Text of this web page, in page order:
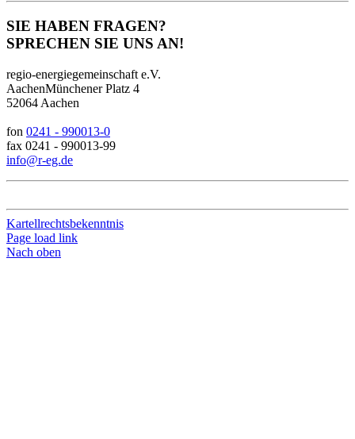
SIE HABEN FRAGEN?
SPRECHEN SIE UNS AN!
regio-energiegemeinschaft e.V.
AachenMünchener Platz 4
52064 Aachen
fon 0241 - 990013-0
fax 0241 - 990013-99
info@r-eg.de
Kartellrechtsbekenntnis
Page load link
Nach oben